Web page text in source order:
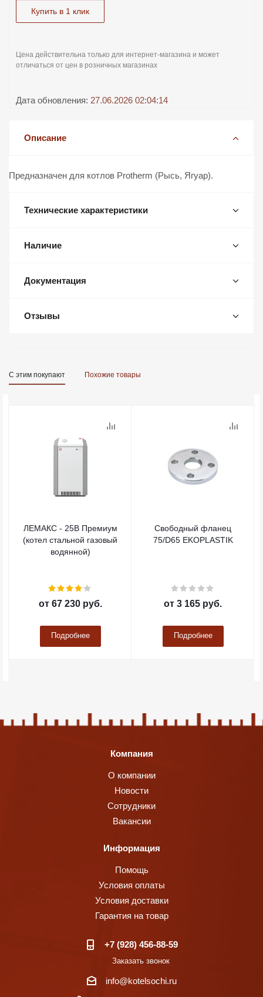
Купить в 1 клик
Цена действительна только для интернет-магазина и может
отличаться от цен в розничных магазинах
Дата обновления: 27.06.2026 02:04:14
Описание
Предназначен для котлов Protherm (Рысь, Ягуар).
Технические характеристики
Наличие
Документация
Отзывы
С этим покупают Похожие товары
ЛЕМАКС - 25В Премиум
(котел стальной газовый
водянной)
от 67 230 руб.
Подробнее
Свободный фланец
75/D65 EKOPLASTIK
от 3 165 руб.
Подробнее
Компания
О компании
Новости
Сотрудники
Вакансии
Информация
Помощь
Условия оплаты
Условия доставки
Гарантия на товар
+7 (928) 456-88-59
Заказать звонок
info@kotelsochi.ru